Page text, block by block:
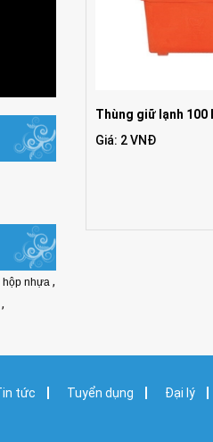
Thùng giữ lạnh
Giá: 2 VNĐ
hộp nhựa ,
,
tức Tuyển dụng Đại lý